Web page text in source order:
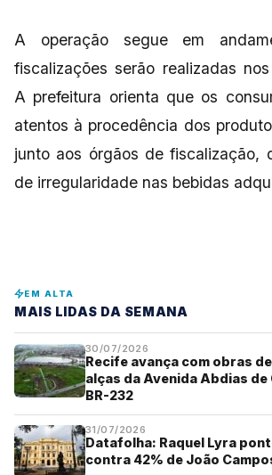
A operação segue em
fiscalizações serão realizadas
A prefeitura orienta que os
atentos à procedência dos
junto aos órgãos de fiscalização,
de irregularidade nas bebidas
EM ALTA
MAIS LIDAS DA SEMANA
30/07/2026
Recife avança com obras
alças da Avenida Abdias de
BR-232
31/07/2026
Datafolha: Raquel Lyra
contra 42% de João